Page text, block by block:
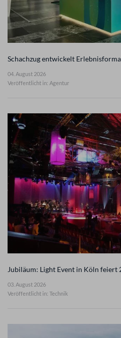
Schachzug entwickelt
04. August 2026
Veröffentlicht in: Agentur
Jubiläum: Light Event in Köln feiert
03. August 2026
Veröffentlicht in: Technik